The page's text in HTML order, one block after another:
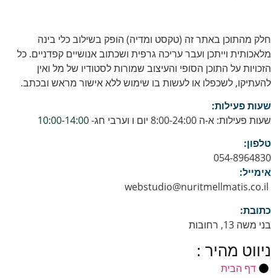
חלק מהתוכן באתר זה (טקסט ומדיה) הופק בשילוב כלי בינה
מלאכותית וייתכן ועבר עריכה גרפית ושכתוב אנושיים קפדניים. כל
הזכויות על התוכן הסופי והעיצוב שמורות לסטודיו של מל ואין
להעתיקו, לשכפלו או לעשות בו שימוש ללא אישור מראש ובכתב.
שעות פעילות:
שעות פעילות: א-ה 8:00-24:00 יום ו וערבי חג-
10:00-14:00
טלפון:
054-8964830
אימייל:
כתובת:
בני משה 13, רחובות
ניווט מהיר :
דף הבית